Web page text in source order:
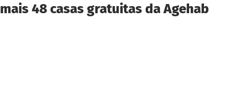
mais 48 casas gratuitas da Agehab